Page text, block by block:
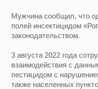
Мужчина сообщил, что
полей инсектицидом
законодательством.
3 августа 2022 года
взаимодействия с
пестицидом с
также населенных